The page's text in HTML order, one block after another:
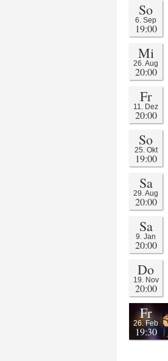
So
6. Sep
19:00
Mi
26. Aug
20:00
Fr
11. Dez
20:00
So
25. Okt
19:00
Sa
29. Aug
20:00
Sa
9. Jan
20:00
Do
19. Nov
20:00
Fr
26. Feb
19:30